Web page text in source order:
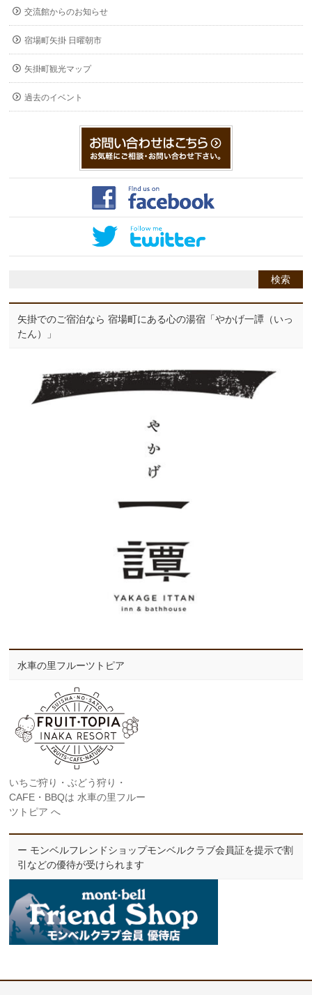
交流館からのお知らせ
宿場町矢掛 日曜朝市
矢掛町観光マップ
過去のイベント
矢掛でのご宿泊なら 宿場町にある心の湯宿「やかげ一譚（いっ
たん）」
水車の里フルーツトピア
いちご狩り・ぶどう狩り・
CAFE・BBQは 水車の里フルー
ツトピア へ
ー モンベルフレンドショップモンベルクラブ会員証を提示で割
引などの優待が受けられます